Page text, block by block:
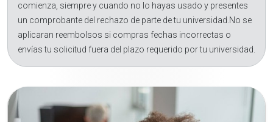
comienza, siempre y cuando no lo hayas usado y presentes
un comprobante del rechazo de parte de tu universidad.No se
aplicaran reembolsos si compras fechas incorrectas o
envías tu solicitud fuera del plazo requerido por tu universidad.